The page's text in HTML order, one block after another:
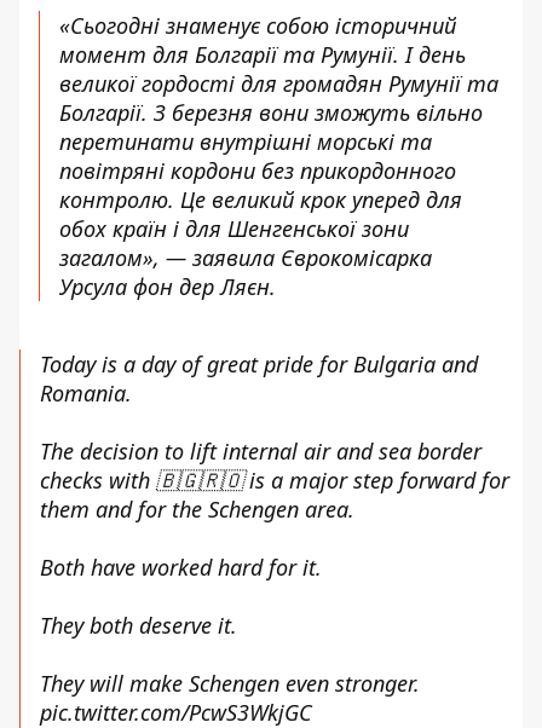
«Сьогодні знаменує собою історичний
момент для Болгарії та Румунії. І день
великої гордості для громадян Румунії та
Болгарії. З березня вони зможуть вільно
перетинати внутрішні морські та
повітряні кордони без прикордонного
контролю. Це великий крок уперед для
обох країн і для Шенгенської зони
загалом», — заявила Єврокомісарка
Урсула фон дер Ляєн.
Today is a day of great pride for Bulgaria and
Romania.
The decision to lift internal air and sea border
checks with 🇧🇬🇷🇴 is a major step forward for
them and for the Schengen area.
Both have worked hard for it.
They both deserve it.
They will make Schengen even stronger.
pic.twitter.com/PcwS3WkjGC